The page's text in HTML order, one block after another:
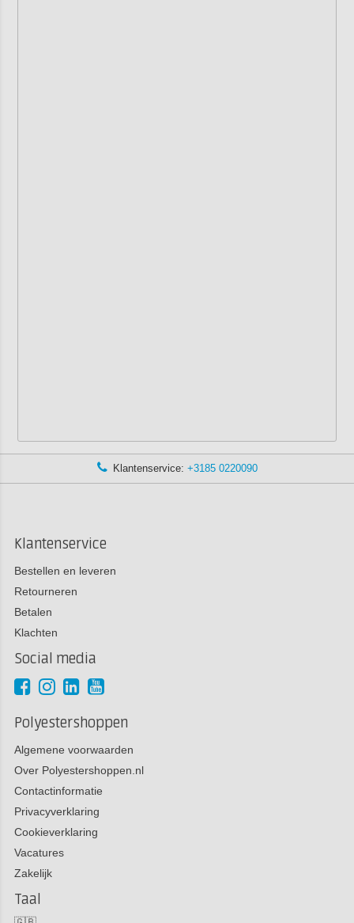
Klantenservice: +3185 0220090
Klantenservice
Bestellen en leveren
Retourneren
Betalen
Klachten
Social media
Polyestershoppen
Algemene voorwaarden
Over Polyestershoppen.nl
Contactinformatie
Privacyverklaring
Cookieverklaring
Vacatures
Zakelijk
Taal